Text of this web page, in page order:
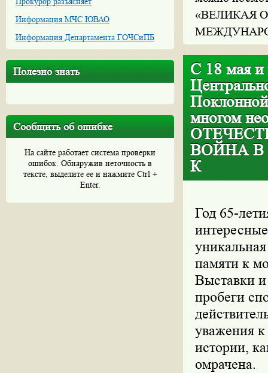
Информация МЧС ЮВАО
Информация Департамента ГОЧСиПБ
Полезно знать
Сообщить об ошибке
На сайте работает система проверки
ошибок. Обнаружив неточность в
тексте, выделите ее и нажмите Ctrl +
Enter.
«ВЕЛИКАЯ
С 18 мая и
многом
ВОЙНА
К
Год 65-
памяти к
Выставки и
пробеги
уважения
истории,
омрачена.